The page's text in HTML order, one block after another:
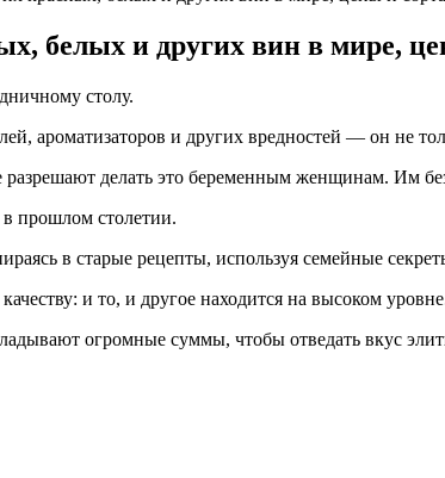
белых и других вин в мире,
столу.
ароматизаторов и других вредностей — он не
делать это беременным женщинам. Им
прошлом столетии.
в старые рецепты, используя семейные
и то, и другое находится на высоком
огромные суммы, чтобы отведать вкус